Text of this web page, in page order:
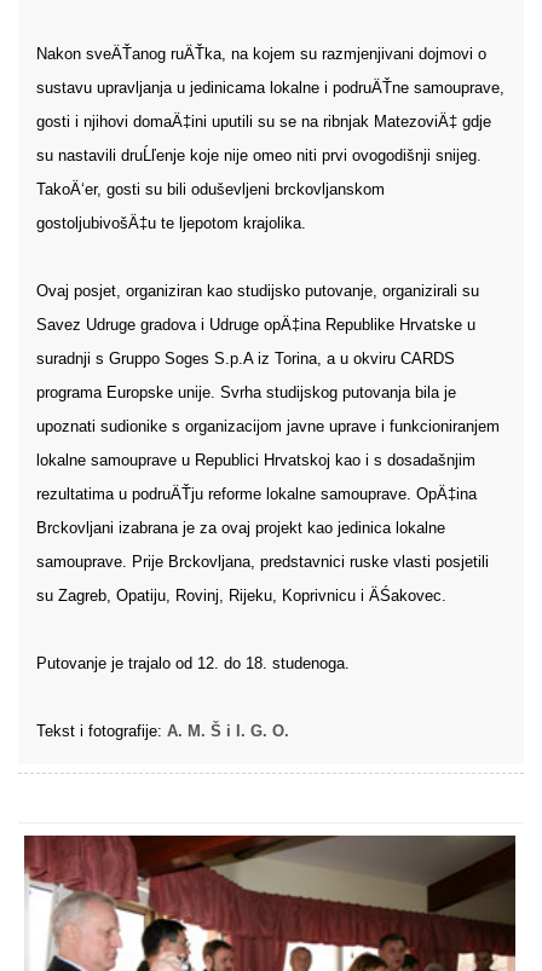
Nakon sveÄŤanog ruÄŤka, na kojem su razmjenjivani dojmovi o
sustavu upravljanja u jedinicama lokalne i podruÄŤne samouprave,
gosti i njihovi domaÄ‡ini uputili su se na ribnjak MatezoviÄ‡ gdje
su nastavili druĹľenje koje nije omeo niti prvi ovogodišnji snijeg.
TakoÄ‘er, gosti su bili oduševljeni brckovljanskom
gostoljubivošÄ‡u te ljepotom krajolika.
Ovaj posjet, organiziran kao studijsko putovanje, organizirali su
Savez Udruge gradova i Udruge opÄ‡ina Republike Hrvatske u
suradnji s Gruppo Soges S.p.A iz Torina, a u okviru CARDS
programa Europske unije. Svrha studijskog putovanja bila je
upoznati sudionike s organizacijom javne uprave i funkcioniranjem
lokalne samouprave u Republici Hrvatskoj kao i s dosadašnjim
rezultatima u podruÄŤju reforme lokalne samouprave. OpÄ‡ina
Brckovljani izabrana je za ovaj projekt kao jedinica lokalne
samouprave. Prije Brckovljana, predstavnici ruske vlasti posjetili
su Zagreb, Opatiju, Rovinj, Rijeku, Koprivnicu i ÄŚakovec.
Putovanje je trajalo od 12. do 18. studenoga.
Tekst i fotografije: A. M. Š i I. G. O.